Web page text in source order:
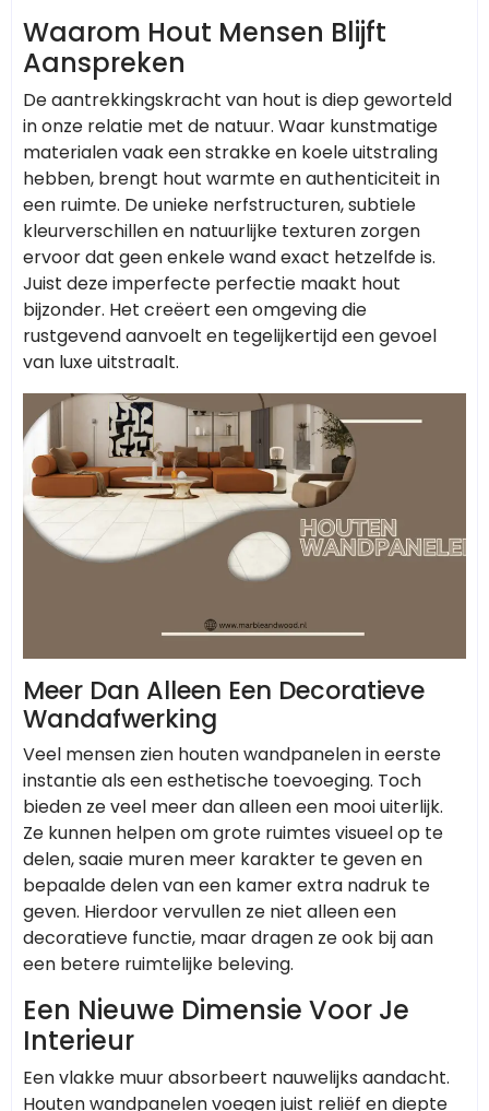
Waarom Hout Mensen Blijft
Aanspreken
De aantrekkingskracht van hout is diep geworteld
in onze relatie met de natuur. Waar kunstmatige
materialen vaak een strakke en koele uitstraling
hebben, brengt hout warmte en authenticiteit in
een ruimte. De unieke nerfstructuren, subtiele
kleurverschillen en natuurlijke texturen zorgen
ervoor dat geen enkele wand exact hetzelfde is.
Juist deze imperfecte perfectie maakt hout
bijzonder. Het creëert een omgeving die
rustgevend aanvoelt en tegelijkertijd een gevoel
van luxe uitstraalt.
Meer Dan Alleen Een Decoratieve
Wandafwerking
Veel mensen zien houten wandpanelen in eerste
instantie als een esthetische toevoeging. Toch
bieden ze veel meer dan alleen een mooi uiterlijk.
Ze kunnen helpen om grote ruimtes visueel op te
delen, saaie muren meer karakter te geven en
bepaalde delen van een kamer extra nadruk te
geven. Hierdoor vervullen ze niet alleen een
decoratieve functie, maar dragen ze ook bij aan
een betere ruimtelijke beleving.
Een Nieuwe Dimensie Voor Je
Interieur
Een vlakke muur absorbeert nauwelijks aandacht.
Houten wandpanelen voegen juist reliëf en diepte